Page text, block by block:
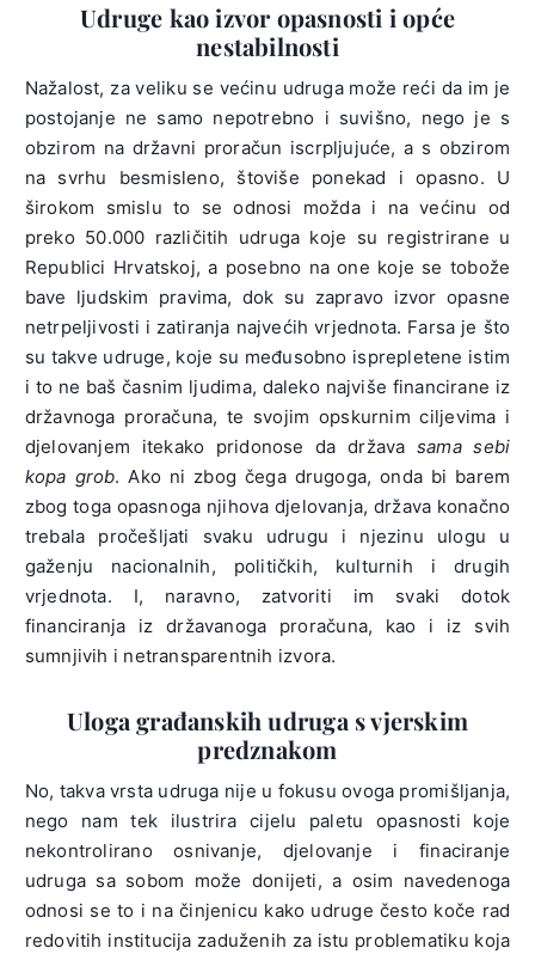
Udruge kao izvor opasnosti i opće
nestabilnosti
Nažalost, za veliku se većinu udruga može reći da im je
postojanje ne samo nepotrebno i suvišno, nego je s
obzirom na državni proračun iscrpljujuće, a s obzirom
na svrhu besmisleno, štoviše ponekad i opasno. U
širokom smislu to se odnosi možda i na većinu od
preko 50.000 različitih udruga koje su registrirane u
Republici Hrvatskoj, a posebno na one koje se tobože
bave ljudskim pravima, dok su zapravo izvor opasne
netrpeljivosti i zatiranja najvećih vrjednota. Farsa je što
su takve udruge, koje su međusobno isprepletene istim
i to ne baš časnim ljudima, daleko najviše financirane iz
državnoga proračuna, te svojim opskurnim ciljevima i
djelovanjem itekako pridonose da država sama sebi
kopa grob. Ako ni zbog čega drugoga, onda bi barem
zbog toga opasnoga njihova djelovanja, država konačno
trebala pročešljati svaku udrugu i njezinu ulogu u
gaženju nacionalnih, političkih, kulturnih i drugih
vrjednota. I, naravno, zatvoriti im svaki dotok
financiranja iz državanoga proračuna, kao i iz svih
sumnjivih i netransparentnih izvora.
Uloga građanskih udruga s vjerskim
predznakom
No, takva vrsta udruga nije u fokusu ovoga promišljanja,
nego nam tek ilustrira cijelu paletu opasnosti koje
nekontrolirano osnivanje, djelovanje i finaciranje
udruga sa sobom može donijeti, a osim navedenoga
odnosi se to i na činjenicu kako udruge često koče rad
redovitih institucija zaduženih za istu problematiku koja